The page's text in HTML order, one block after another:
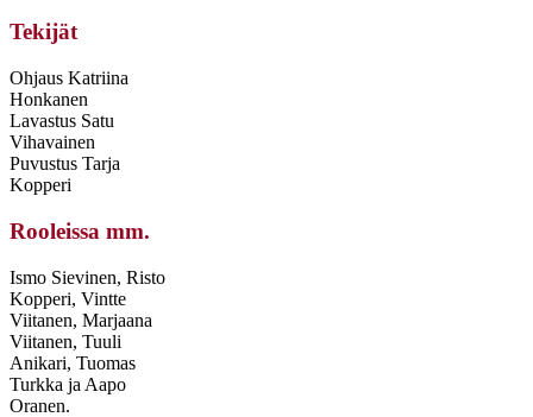
Tekijät
Ohjaus Katriina
Honkanen
Lavastus Satu
Vihavainen
Puvustus Tarja
Kopperi
Rooleissa mm.
Ismo Sievinen, Risto
Kopperi, Vintte
Viitanen, Marjaana
Viitanen, Tuuli
Anikari, Tuomas
Turkka ja Aapo
Oranen.